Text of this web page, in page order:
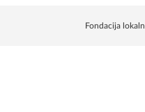
Fondacija